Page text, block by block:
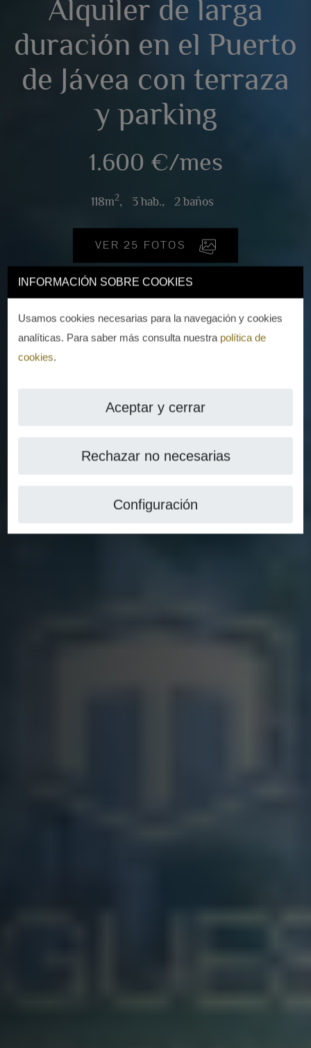
INFORMACIÓN SOBRE COOKIES
Usamos cookies necesarias para la navegación y cookies
analíticas. Para saber más consulta nuestra política de
cookies.
Aceptar y cerrar
Rechazar no necesarias
Configuración
Alquiler de larga
duración en el Puerto
de Jávea con terraza
y parking
1.600 €/mes
118m2, 3 hab., 2 baños
VER 25 FOTOS